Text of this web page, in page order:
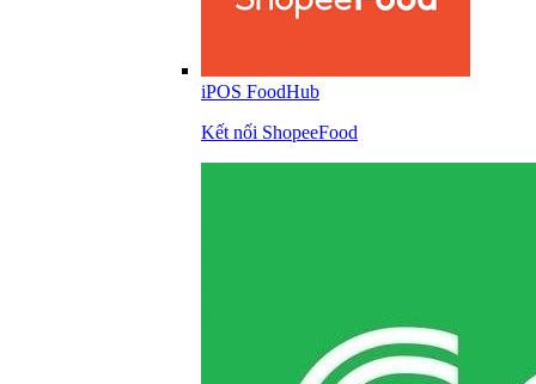
iPOS FoodHub
Kết nối ShopeeFood